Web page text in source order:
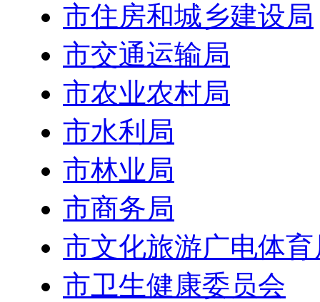
市住房和城乡建设局
市交通运输局
市农业农村局
市水利局
市林业局
市商务局
市文化旅游广电体育
市卫生健康委员会